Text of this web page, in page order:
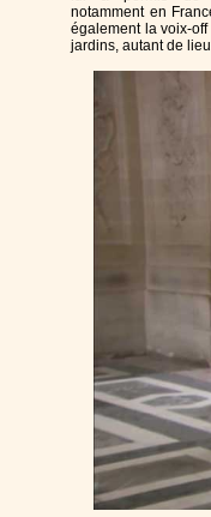
notamment en
également la voix-
jardins, autant de